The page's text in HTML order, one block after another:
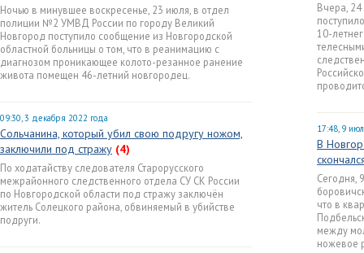
Ночью в минувшее воскресенье, 23 июля, в отдел
полиции №2 УМВД России по городу Великий
Новгород поступило сообщение из Новгородской
областной больницы о том, что в реанимацию с
диагнозом проникающее колото-резанное ранение
живота помещен 46-летний новгородец.
09:30, 3 декабря 2022 года
Сольчанина, который убил свою подругу ножом,
заключили под стражу (4)
По ходатайству следователя Старорусского
межрайонного следственного отдела СУ СК России
по Новгородской области под стражу заключён
житель Солецкого района, обвиняемый в убийстве
подруги.
Вчера, 24
10-
17:48, 9
В
Сегодня,
что в
между
ножевое